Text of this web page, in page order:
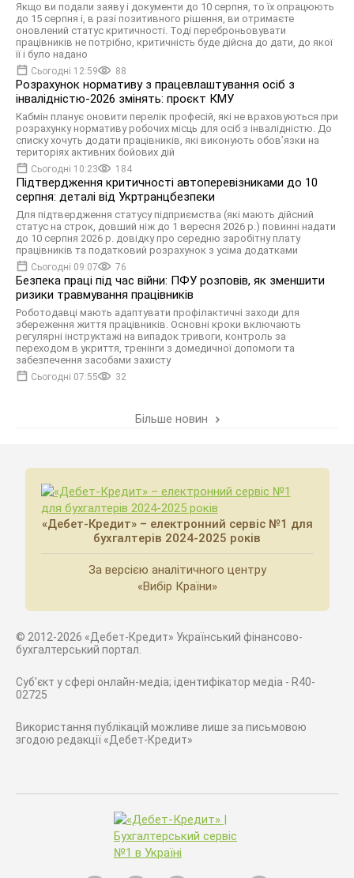
Якщо ви подали заяву і документи до 10 серпня, то їх опрацюють
до 15 серпня і, в разі позитивного рішення, ви отримаєте
оновлений статус критичності. Тоді переброньовувати
працівників не потрібно, критичність буде дійсна до дати, до якої
її і було надано
Сьогодні 12:59 88
Розрахунок нормативу з працевлаштування осіб з
інвалідністю-2026 змінять: проєкт КМУ
Кабмін планує оновити перелік професій, які не враховуються при
розрахунку нормативу робочих місць для осіб з інвалідністю. До
списку хочуть додати працівників, які виконують обов’язки на
територіях активних бойових дій
Сьогодні 10:23 184
Підтвердження критичності автоперевізниками до 10
серпня: деталі від Укртранцбезпеки
Для підтвердження статусу підприємства (які мають дійсний
статус на строк, довший ніж до 1 вересня 2026 р.) повинні надати
до 10 серпня 2026 р. довідку про середню заробітну плату
працівників та податковий розрахунок з усіма додатками
Сьогодні 09:07 76
Безпека праці під час війни: ПФУ розповів, як зменшити
ризики травмування працівників
Роботодавці мають адаптувати профілактичні заходи для
збереження життя працівників. Основні кроки включають
регулярні інструктажі на випадок тривоги, контроль за
переходом в укриття, тренінги з домедичної допомоги та
забезпечення засобами захисту
Сьогодні 07:55 32
Більше новин
«Дебет-Кредит» – електронний сервіс №1 для
бухгалтерів 2024-2025 років
За версією аналітичного центру
«Вибір Країни»
© 2012-2026 «Дебет-Кредит» Український фінансово-
бухгалтерський портал.
Суб'єкт у сфері онлайн-медіа; ідентифікатор медіа - R40-
02725
Використання публікацій можливе лише за письмовою
згодою редакції «Дебет-Кредит»